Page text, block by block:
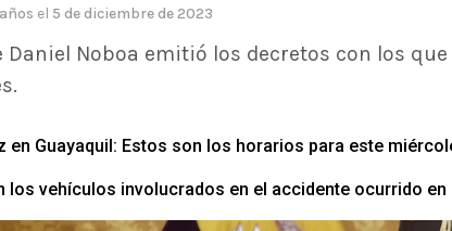
el 5 de diciembre de 2023
Daniel Noboa emitió los decretos con los
en Guayaquil: Estos son los horarios para este
los vehículos involucrados en el accidente ocurrido en